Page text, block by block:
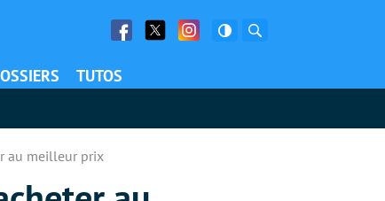
Facebook
Twitter Facebook
TUTOS
au meilleur prix